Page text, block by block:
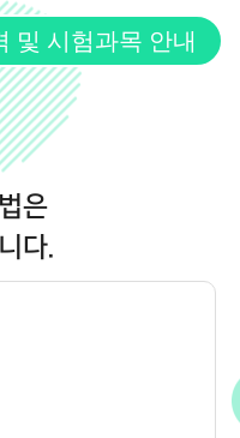
및 시험과목 안내
은
다.